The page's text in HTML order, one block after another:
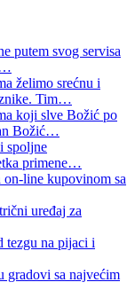
putem svog servisa
želimo srećnu i
Tim…
koji slve Božić po
Božić…
spoljne
primene…
on-line kupovinom sa
uređaj za
tezgu na pijaci i
gradovi sa najvećim